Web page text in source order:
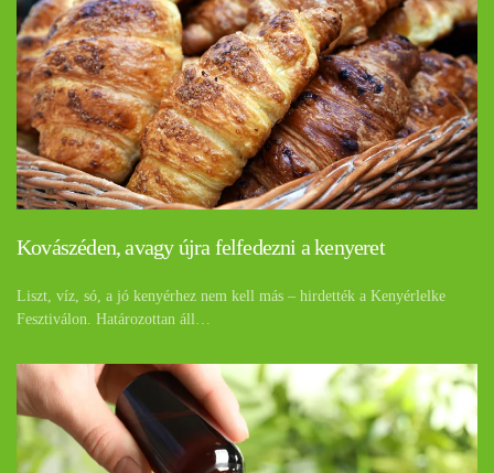
Kovászéden, avagy újra felfedezni a kenyeret
Liszt, víz, só, a jó kenyérhez nem kell más – hirdették a Kenyérlelke
Fesztiválon. Határozottan áll…